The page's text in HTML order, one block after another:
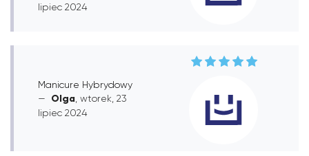
lipiec 2024
Manicure Hybrydowy
Olga , wtorek, 23
lipiec 2024